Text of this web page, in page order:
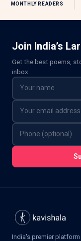
MONTHLY READERS
Join India’s
Get the best poems,
inbox.
India's premier